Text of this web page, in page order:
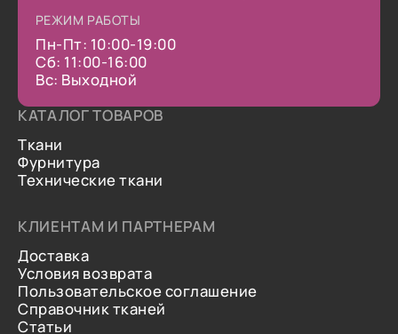
РЕЖИМ РАБОТЫ
Пн-Пт: 10:00-19:00
Сб: 11:00-16:00
Вс: Выходной
КАТАЛОГ ТОВАРОВ
Ткани
Фурнитура
Технические ткани
КЛИЕНТАМ И ПАРТНЕРАМ
Доставка
Условия возврата
Пользовательское соглашение
Справочник тканей
Статьи